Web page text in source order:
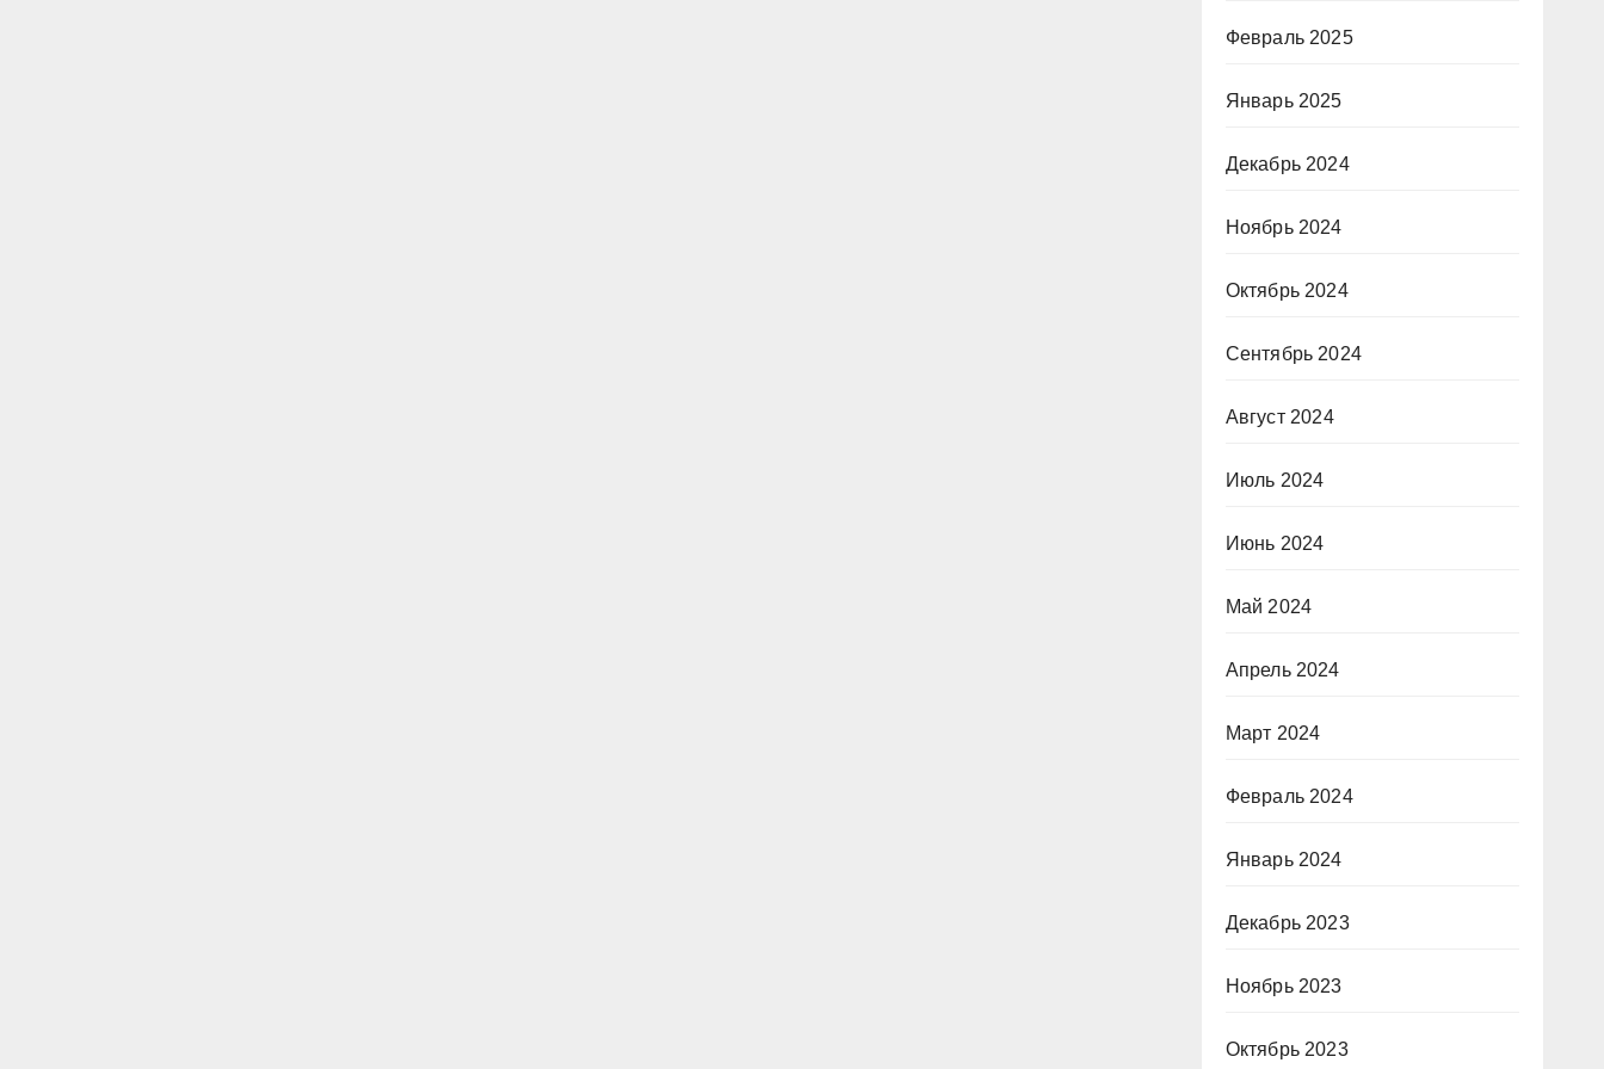
Февраль 2025
Январь 2025
Декабрь 2024
Ноябрь 2024
Октябрь 2024
Сентябрь 2024
Август 2024
Июль 2024
Июнь 2024
Май 2024
Апрель 2024
Март 2024
Февраль 2024
Январь 2024
Декабрь 2023
Ноябрь 2023
Октябрь 2023